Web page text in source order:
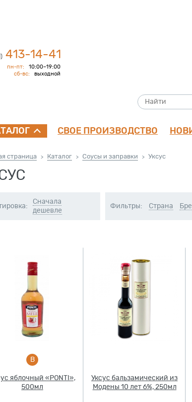
пн-пт: 10:00–19:00
сб-вс: выходной
413-14-41
СВОЕ ПРОИЗВОДСТВО
страница > Каталог > Соусы и заправки > Уксус
Cначала
дешевле
Фильтры: Страна
яблочный «PONTI»,
500мл
Уксус бальзамический из
Модены 10 лет 6%, 250мл